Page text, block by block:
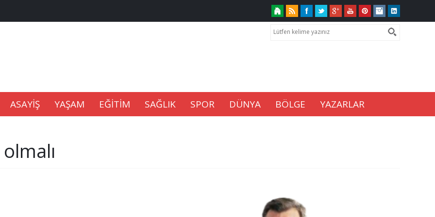
ASAYİŞ YAŞAM EĞİTİM SAĞLIK SPOR DÜNYA BÖLGE YAZARLAR